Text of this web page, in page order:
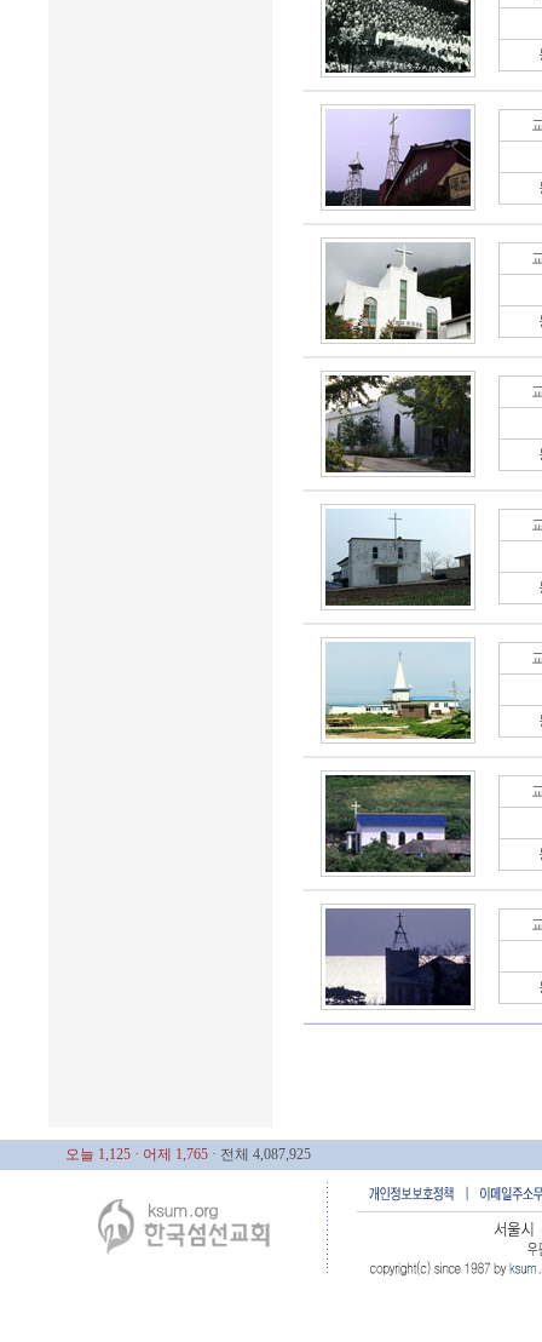
오늘 1,125 · 어제 1,765 · 전체 4,087,925